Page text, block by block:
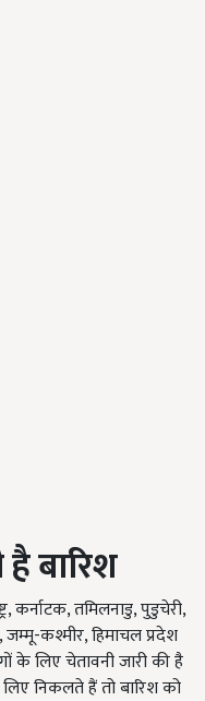
बारिश
कर्नाटक, तमिलनाडु, पुडुचेरी,
जम्मू-कश्मीर, हिमाचल प्रदेश
के लिए चेतावनी जारी की है
निकलते हैं तो बारिश को